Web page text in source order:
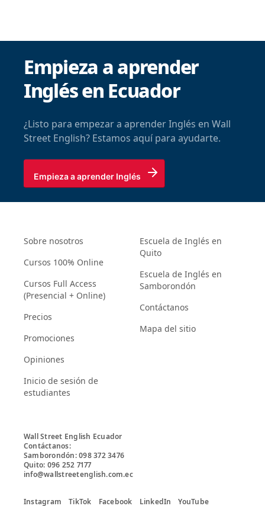
Empieza a aprender
Inglés en Ecuador
¿Listo para empezar a aprender Inglés en Wall
Street English? Estamos aquí para ayudarte.
Empieza a aprender Inglés
Sobre nosotros
Cursos 100% Online
Cursos Full Access
(Presencial + Online)
Precios
Promociones
Opiniones
Inicio de sesión de
estudiantes
Escuela de Inglés en
Quito
Escuela de Inglés en
Samborondón
Contáctanos
Mapa del sitio
Wall Street English Ecuador
Contáctanos:
Samborondón: 098 372 3476
Quito: 096 252 7177
info@wallstreetenglish.com.ec
Instagram TikTok Facebook LinkedIn YouTube